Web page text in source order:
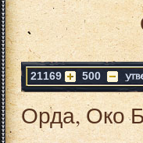
21169 500
Орда, Око